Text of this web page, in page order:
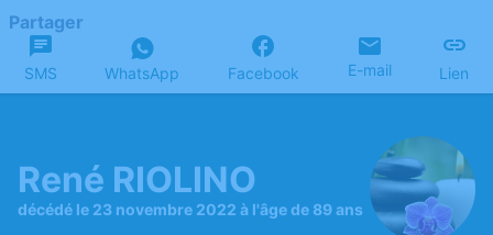
Partager
SMS WhatsApp Facebook E-mail Lien
René RIOLINO
décédé le 23 novembre 2022 à l'âge de 89 ans